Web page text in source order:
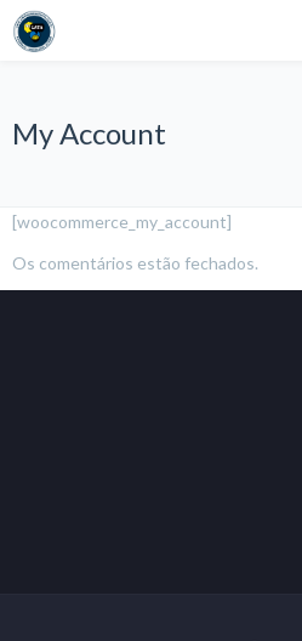
My Account
[woocommerce_my_account]
Os comentários estão fechados.